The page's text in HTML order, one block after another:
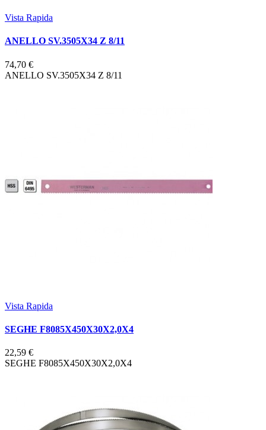
Vista Rapida
ANELLO SV.3505X34 Z 8/11
74,70 €
ANELLO SV.3505X34 Z 8/11
Vista Rapida
SEGHE F8085X450X30X2,0X4
22,59 €
SEGHE F8085X450X30X2,0X4